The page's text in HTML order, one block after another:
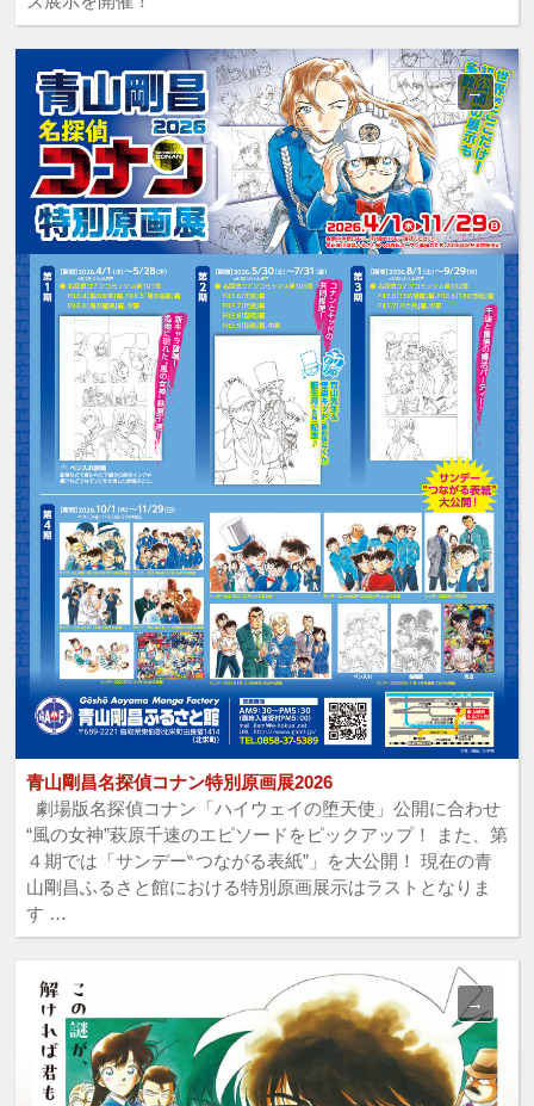
青山剛昌名探偵コナン特別原画展2026
劇場版名探偵コナン「ハイウェイの堕天使」公開に合わせ
“風の女神”萩原千速のエピソードをピックアップ！ また、第
４期では「サンデー‶つながる表紙”」を大公開！ 現在の青
山剛昌ふるさと館における特別原画展示はラストとなりま
す …